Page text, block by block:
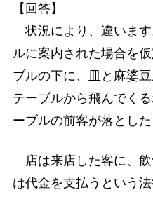
【回答】
状況により、違いま
ルに案内された場合を
ブルの下に、皿と麻婆
テーブルから飛んでく
ーブルの前客が落とした
店は来店した客に、
は代金を支払うという